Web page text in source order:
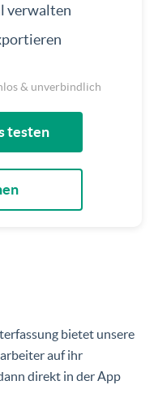
verwalten
& unverbindlich
testen
bietet unsere
auf ihr
direkt in der App